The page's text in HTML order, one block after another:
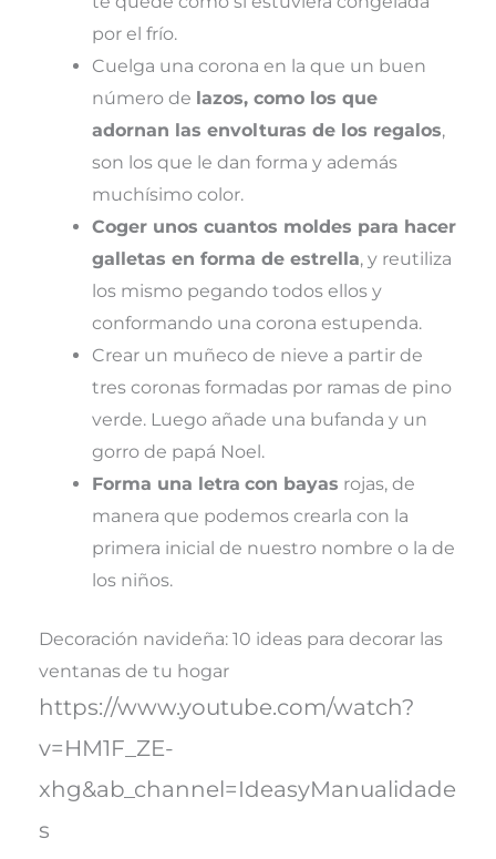
por el frío.
Cuelga una corona en la que un buen
número de lazos, como los que
adornan las envolturas de los regalos,
son los que le dan forma y además
muchísimo color.
Coger unos cuantos moldes para hacer
galletas en forma de estrella, y reutiliza
los mismo pegando todos ellos y
conformando una corona estupenda.
Crear un muñeco de nieve a partir de
tres coronas formadas por ramas de pino
verde. Luego añade una bufanda y un
gorro de papá Noel.
Forma una letra con bayas rojas, de
manera que podemos crearla con la
primera inicial de nuestro nombre o la de
los niños.
Decoración navideña: 10 ideas para decorar las
ventanas de tu hogar
https://www.youtube.com/watch?
v=HM1F_ZE-
xhg&ab_channel=IdeasyManualidade
s